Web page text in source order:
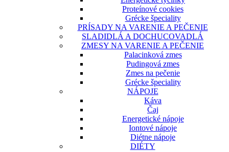
Proteínové cookies
Grécke špeciality
PRÍSADY NA VARENIE A PEČENIE
SLADIDLÁ A DOCHUCOVADLÁ
ZMESY NA VARENIE A PEČENIE
Palacinková zmes
Pudingová zmes
Zmes na pečenie
Grécke špeciality
NÁPOJE
Káva
Čaj
Energetické nápoje
Iontové nápoje
Diétne nápoje
DIÉTY